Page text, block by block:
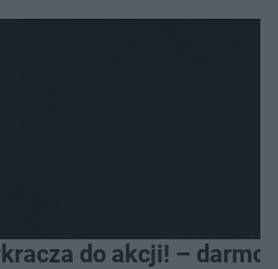
do akcji! –